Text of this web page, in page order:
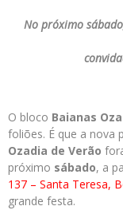
No próximo
O bloco Baianas
foliões. É que a nova
Ozadia de Verão
próximo sábado, a
137 – Santa Teresa,
grande festa.